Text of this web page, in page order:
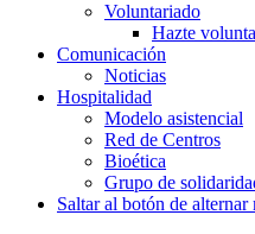
Voluntariado
Hazte
Comunicación
Noticias
Hospitalidad
Modelo asistencial
Red de Centros
Bioética
Grupo de
Saltar al botón de alternar